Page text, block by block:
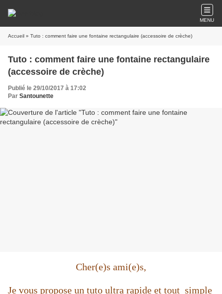
MENU
Accueil » Tuto : comment faire une fontaine rectangulaire (accessoire de crèche)
Tuto : comment faire une fontaine rectangulaire
(accessoire de crèche)
Publié le 29/10/2017 à 17:02
Par Santounette
Cher(e)s ami(e)s,
Je vous propose un tuto ultra rapide et tout simple